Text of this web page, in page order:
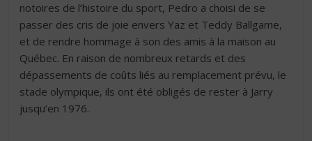
notoires de l’histoire du sport, Pedro a choisi de se
passer des cris de joie envers Yaz et Teddy Ballgame,
et de rendre hommage à son des amis à la maison au
Québec. En raison de nombreux retards et des
dépassements de coûts liés au remplacement prévu, le
stade olympique, ils ont été obligés de rester à Jarry
jusqu’en 1976.